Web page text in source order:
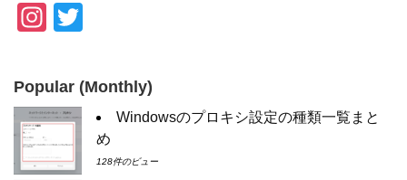
In
a
gr
a
m
tt
er
Popular (Monthly)
Windowsのプロキシ設定の種類一覧まと
め
128件のビュー